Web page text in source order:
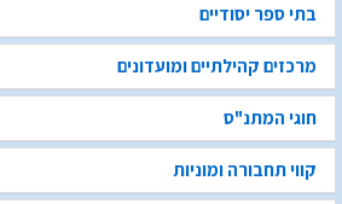
בתי ספר יסודיים
מרכזים קהילתיים ומועדונים
חוגי המתנ"ס
קווי תחבורה ומוניות